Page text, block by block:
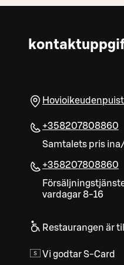
+358207808860
Samtalets pris
+358207808860
vardagar 8-16
Restaurangen är
Vi godtar S-Card